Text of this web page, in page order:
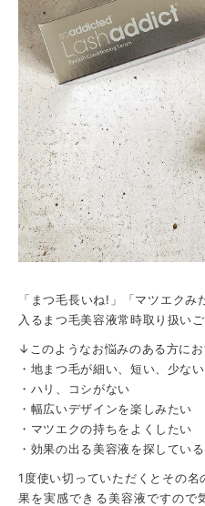
「まつ毛長いね!」「マツエク
入るまつ毛美容液常時取り扱い
↓このようなお悩みのある方に
・地まつ毛が細い、短い、少ない
・ハリ、コシがない
・幅広いデザインを楽しみたい
・マツエクの持ちをよくしたい
・効果の出る美容液を探している
1度使い切っていただくとその
果を実感できる美容液ですので